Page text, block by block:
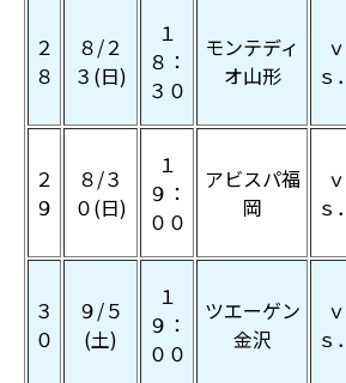
２
８
８/２
３(日)
１
８：
３０
モンテディ
オ山形
ｖ
ｓ．
２
９
８/３
０(日)
１
９：
００
アビスパ福
岡
ｖ
ｓ．
３
０
９/５
(土)
１
９：
００
ツエーゲン
金沢
ｖ
ｓ．